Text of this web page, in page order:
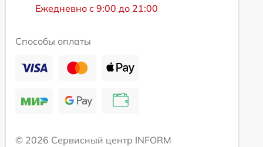
Ежедневно с 9:00 до 21:00
Способы оплаты
© 2026 Сервисный центр INFORM